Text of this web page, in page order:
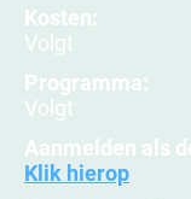
Kosten:
Volgt
Programma:
Volgt
Aanmelden als
Klik hierop